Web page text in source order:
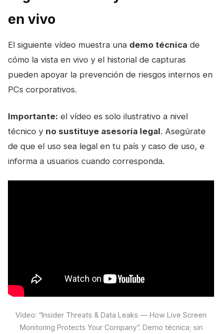
en vivo
El siguiente vídeo muestra una demo técnica de
cómo la vista en vivo y el historial de capturas
pueden apoyar la prevención de riesgos internos en
PCs corporativos.
Importante: el vídeo es solo ilustrativo a nivel
técnico y no sustituye asesoría legal. Asegúrate
de que el uso sea legal en tu país y caso de uso, e
informa a usuarios cuando corresponda.
Vídeo: “Insider Threats & Data Leaks — How Live Screen
Monitoring Protects Your Company”. Demo técnica; sin